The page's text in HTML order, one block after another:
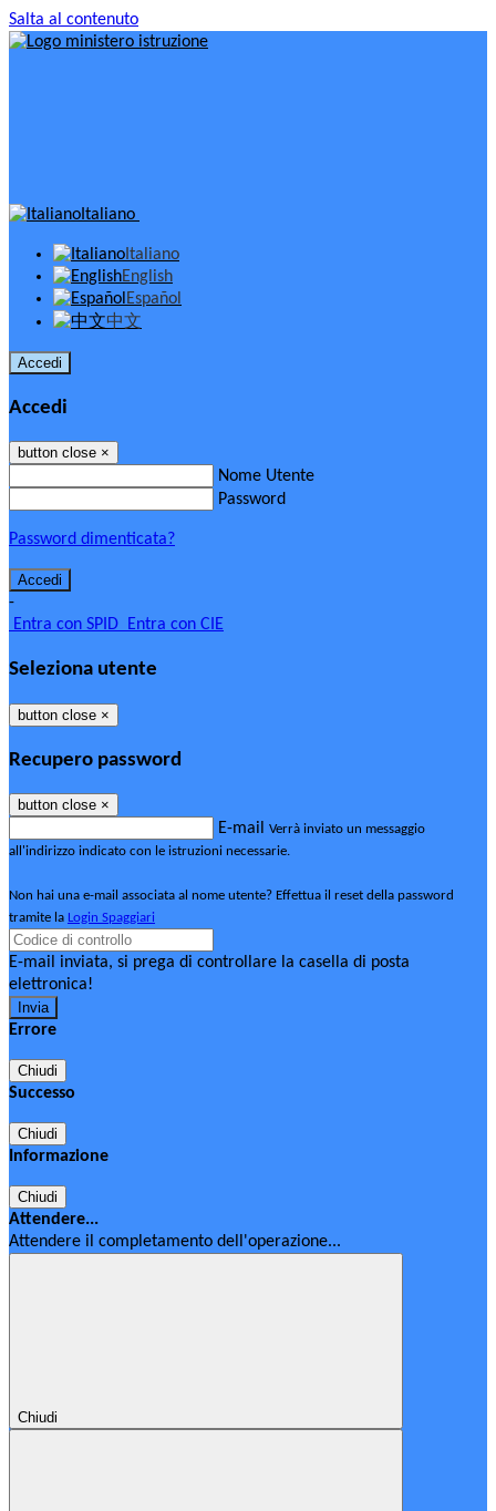
Salta al contenuto
Italiano
Italiano
English
Español
中文
Accedi
Accedi
button close ×
Nome Utente
Password
Password dimenticata?
-
Entra con SPID Entra con CIE
Seleziona utente
button close ×
Recupero password
button close ×
E-mail Verrà inviato un messaggio
all'indirizzo indicato con le istruzioni necessarie.
Non hai una e-mail associata al nome utente? Effettua il reset della password
tramite la Login Spaggiari
E-mail inviata, si prega di controllare la casella di posta
elettronica!
Errore
Chiudi
Successo
Chiudi
Informazione
Chiudi
Attendere...
Attendere il completamento dell'operazione...
Chiudi